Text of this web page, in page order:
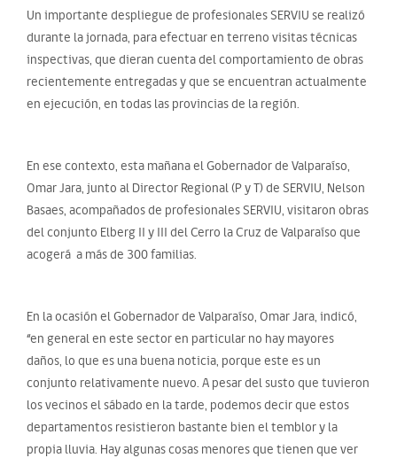
Un importante despliegue de profesionales SERVIU se realizó
durante la jornada, para efectuar en terreno visitas técnicas
inspectivas, que dieran cuenta del comportamiento de obras
recientemente entregadas y que se encuentran actualmente
en ejecución, en todas las provincias de la región.
En ese contexto, esta mañana el Gobernador de Valparaíso,
Omar Jara, junto al Director Regional (P y T) de SERVIU, Nelson
Basaes, acompañados de profesionales SERVIU, visitaron obras
del conjunto Elberg II y III del Cerro la Cruz de Valparaíso que
acogerá a más de 300 familias.
En la ocasión el Gobernador de Valparaíso, Omar Jara, indicó,
“en general en este sector en particular no hay mayores
daños, lo que es una buena noticia, porque este es un
conjunto relativamente nuevo. A pesar del susto que tuvieron
los vecinos el sábado en la tarde, podemos decir que estos
departamentos resistieron bastante bien el temblor y la
propia lluvia. Hay algunas cosas menores que tienen que ver